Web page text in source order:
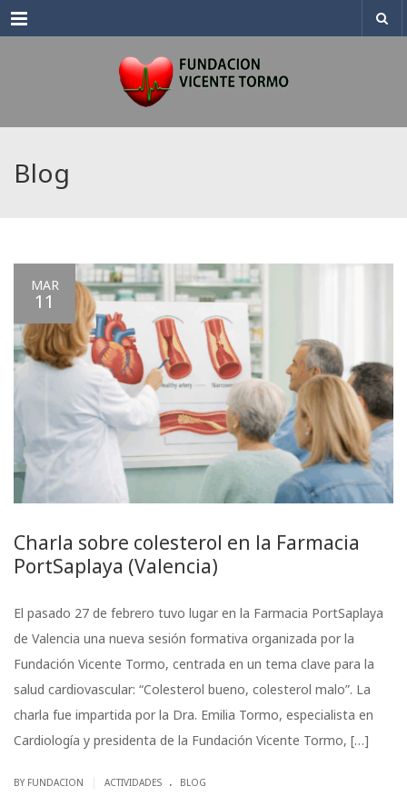
Menu
Blog
MAR
11
Charla sobre colesterol en la Farmacia
PortSaplaya (Valencia)
El pasado 27 de febrero tuvo lugar en la Farmacia PortSaplaya
de Valencia una nueva sesión formativa organizada por la
Fundación Vicente Tormo, centrada en un tema clave para la
salud cardiovascular: “Colesterol bueno, colesterol malo”. La
charla fue impartida por la Dra. Emilia Tormo, especialista en
Cardiología y presidenta de la Fundación Vicente Tormo, […]
BY FUNDACION ACTIVIDADES . BLOG